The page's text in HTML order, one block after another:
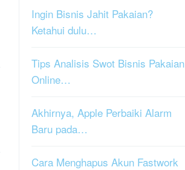
Ingin Bisnis Jahit Pakaian?
Ketahui dulu…
Tips Analisis Swot Bisnis Pakaian
Online…
Akhirnya, Apple Perbaiki Alarm
Baru pada…
Cara Menghapus Akun Fastwork